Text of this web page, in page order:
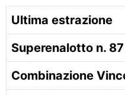
Ultima estrazione
Superenalotto n.
Combinazione